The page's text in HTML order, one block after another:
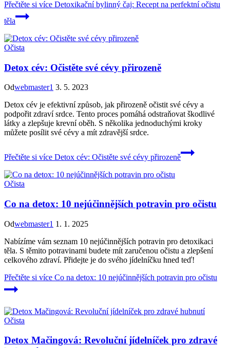
Přečtěte si více Detoxikační bylinný čaj: Recept na perfektní očistu
těla
Očista
Detox cév: Očistěte své cévy přirozeně
Odwebmaster1 3. 5. 2023
Detox cév je efektivní způsob, jak přirozeně očistit své cévy a
podpořit zdraví srdce. Tento proces pomáhá odstraňovat škodlivé
látky a zlepšuje krevní oběh. S několika jednoduchými kroky
můžete posílit své cévy a mít zdravější srdce.
Přečtěte si více Detox cév: Očistěte své cévy přirozeně
Očista
Co na detox: 10 nejúčinnějších potravin pro očistu
Odwebmaster1 1. 1. 2025
Nabízíme vám seznam 10 nejúčinnějších potravin pro detoxikaci
těla. S těmito potravinami budete mít zaručenou očistu a zlepšení
celkového zdraví. Přidejte je do svého jídelníčku hned teď!
Přečtěte si více Co na detox: 10 nejúčinnějších potravin pro očistu
Očista
Detox Mačingová: Revoluční jídelníček pro zdravé